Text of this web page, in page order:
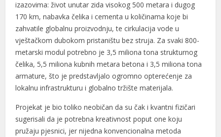
izazovima: život unutar zida visokog 500 metara i dugog
170 km, nabavka čelika i cementa u količinama koje bi
zahvatile globalnu proizvodnju, te cirkulacija vode u
vještačkom dubokom pristaništu bez struja. Za svaki 800-
metarski modul potrebno je 3,5 miliona tona strukturnog
čelika, 5,5 miliona kubnih metara betona i 3,5 miliona tona
armature, što je predstavljalo ogromno opterećenje za
lokalnu infrastrukturu i globalno tržište materijala.
Projekat je bio toliko neobičan da su čak i kvantni fizičari
sugerisali da je potrebna kreativnost poput one koju
pružaju pjesnici, jer nijedna konvencionalna metoda